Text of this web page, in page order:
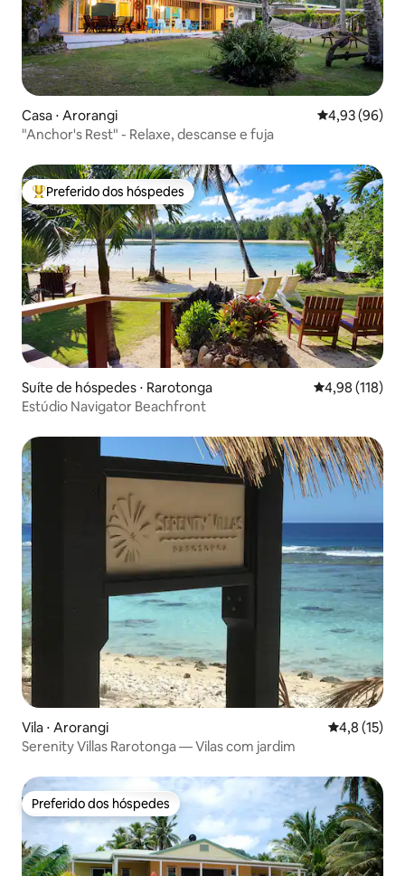
Casa ⋅ Arorangi 4,93 de uma
4,93 (96)
"Anchor's Rest" - Relaxe, descanse e fuja
Entre os melhores preferidos dos hóspedes
Preferido dos hóspedes
Suíte de hóspedes ⋅ Rarotonga 4,98 de uma
4,98 (118)
Estúdio Navigator Beachfront
Vila ⋅ Arorangi 4,8 de uma
4,8 (15)
Serenity Villas Rarotonga — Vilas com jardim
Preferido dos hóspedes
Preferido dos hóspedes